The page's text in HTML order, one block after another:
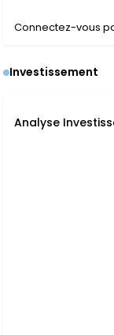
Connectez-vous
Investissement
Analyse